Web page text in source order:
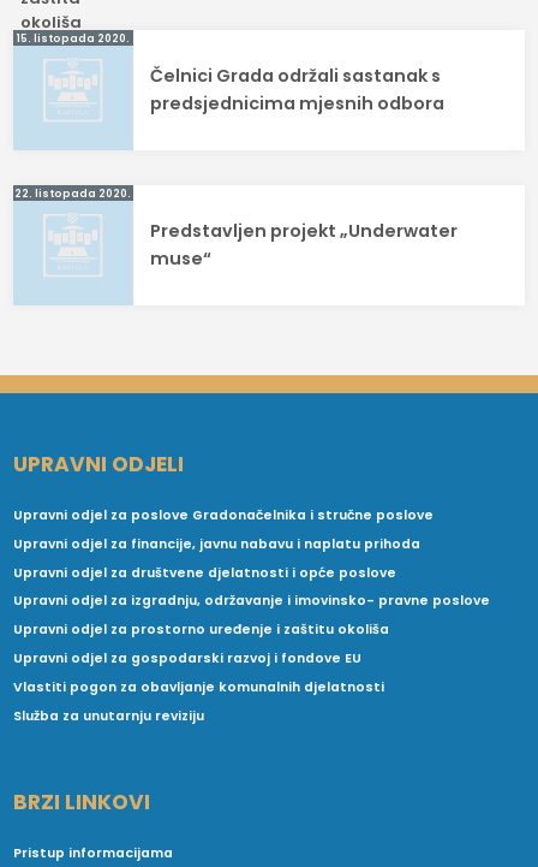
Navigacija
objava
15. listopada 2020.
Čelnici Grada održali sastanak s
predsjednicima mjesnih odbora
22. listopada 2020.
Predstavljen projekt „Underwater
muse“
UPRAVNI ODJELI
Upravni odjel za poslove Gradonačelnika i stručne poslove
Upravni odjel za financije, javnu nabavu i naplatu prihoda
Upravni odjel za društvene djelatnosti i opće poslove
Upravni odjel za izgradnju, održavanje i imovinsko- pravne poslove
Upravni odjel za prostorno uređenje i zaštitu okoliša
Upravni odjel za gospodarski razvoj i fondove EU
Vlastiti pogon za obavljanje komunalnih djelatnosti
Služba za unutarnju reviziju
BRZI LINKOVI
Pristup informacijama